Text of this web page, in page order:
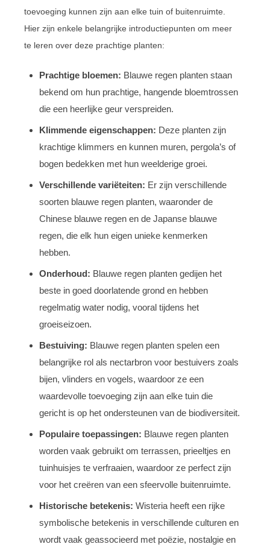
toevoeging kunnen zijn aan elke tuin of buitenruimte.
Hier zijn enkele belangrijke introductiepunten om meer
te leren over deze prachtige planten:
Prachtige bloemen: Blauwe regen planten staan
bekend om hun prachtige, hangende bloemtrossen
die een heerlijke geur verspreiden.
Klimmende eigenschappen: Deze planten zijn
krachtige klimmers en kunnen muren, pergola’s of
bogen bedekken met hun weelderige groei.
Verschillende variëteiten: Er zijn verschillende
soorten blauwe regen planten, waaronder de
Chinese blauwe regen en de Japanse blauwe
regen, die elk hun eigen unieke kenmerken
hebben.
Onderhoud: Blauwe regen planten gedijen het
beste in goed doorlatende grond en hebben
regelmatig water nodig, vooral tijdens het
groeiseizoen.
Bestuiving: Blauwe regen planten spelen een
belangrijke rol als nectarbron voor bestuivers zoals
bijen, vlinders en vogels, waardoor ze een
waardevolle toevoeging zijn aan elke tuin die
gericht is op het ondersteunen van de biodiversiteit.
Populaire toepassingen: Blauwe regen planten
worden vaak gebruikt om terrassen, prieeltjes en
tuinhuisjes te verfraaien, waardoor ze perfect zijn
voor het creëren van een sfeervolle buitenruimte.
Historische betekenis: Wisteria heeft een rijke
symbolische betekenis in verschillende culturen en
wordt vaak geassocieerd met poëzie, nostalgie en